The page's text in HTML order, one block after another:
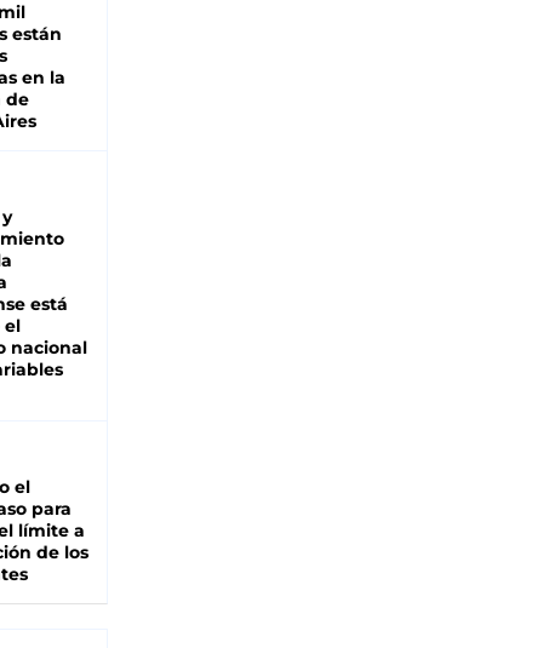
están
en la
de
está
el
nacional
el
para
límite a
de los